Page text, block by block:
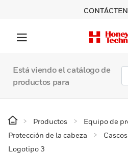
Está viendo el catálogo de
productos para
Productos
Equipo de
Protección de la cabeza
Logotipo 3